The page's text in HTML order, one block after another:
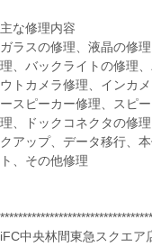
主な修理内容
ガラスの修理、液晶の修
理、バックライトの修理
ウトカメラ修理、インカ
ースピーカー修理、スピ
理、ドックコネクタの修
クアップ、データ移行、
ト、その他修理
iFC中央林間東急スクエア